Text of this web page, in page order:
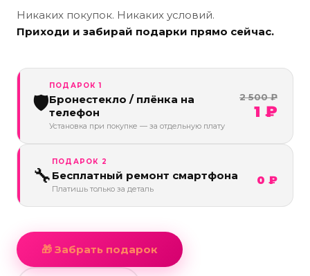
Никаких покупок. Никаких условий.
Приходи и забирай подарки прямо сейчас.
🛡️
ПОДАРОК 1
Бронестекло / плёнка на
телефон
Установка при покупке — за отдельную плату
2 500 ₽
1 ₽
🔧
ПОДАРОК 2
Бесплатный ремонт смартфона
Платишь только за деталь
0 ₽
🎁 Забрать подарок